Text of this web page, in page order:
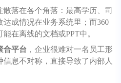
落在各个角落：最高学历、司
成情况在业务系统里；而360
在离线的文档或PPT中。
合平台 ，企业很难对一名员工形
息不对称，直接导致了内部人